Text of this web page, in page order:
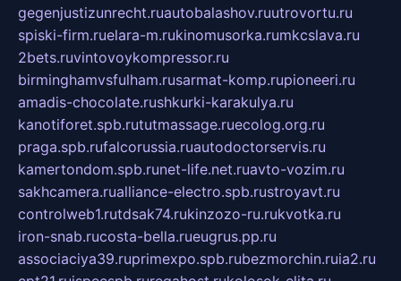
gegenjustizunrecht.ruautobalashov.ruutrovortu.ru
spiski-firm.ruelara-m.rukinomusorka.rumkcslava.ru
2bets.ruvintovoykompressor.ru
birminghamvsfulham.rusarmat-komp.rupioneeri.ru
amadis-chocolate.rushkurki-karakulya.ru
kanotiforet.spb.rututmassage.ruecolog.org.ru
praga.spb.rufalcorussia.ruautodoctorservis.ru
kamertondom.spb.runet-life.net.ruavto-vozim.ru
sakhcamera.rualliance-electro.spb.rustroyavt.ru
controlweb1.rutdsak74.rukinzozo-ru.rukvotka.ru
iron-snab.rucosta-bella.rueugrus.pp.ru
associaciya39.ruprimexpo.spb.rubezmorchin.ruia2.ru